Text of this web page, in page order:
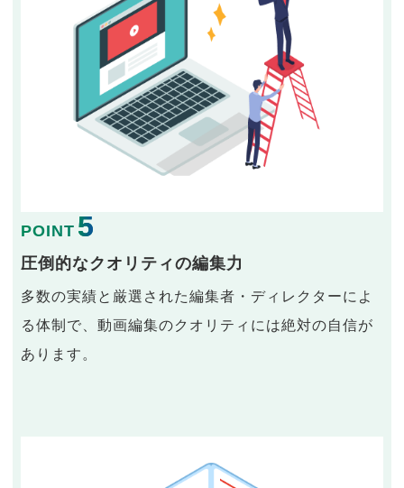
POINT 5
圧倒的なクオリティの編集力
多数の実績と厳選された編集者・ディレクターによ
る体制で、動画編集のクオリティには絶対の自信が
あります。